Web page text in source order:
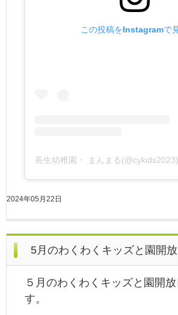
この投稿をInstagramで
2024年05月22日
5月のわくわくキッズと園開
５月のわくわくキッズと園開
す。